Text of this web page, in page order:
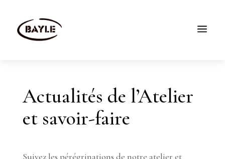
a
CRÉATIONS
L’ATELIER
Actualités de l’Atelier
et savoir-faire
Suivez les pérégrinations de notre atelier et